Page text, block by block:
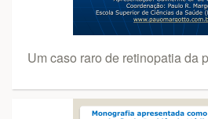
Um caso raro de retinopatia da